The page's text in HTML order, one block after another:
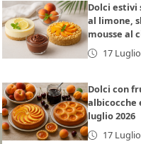
Dolci estivi
al limone,
mousse al
17
Dolci con
albicocche
luglio 2026
17